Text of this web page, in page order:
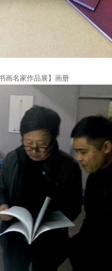
画名家作品展】画册